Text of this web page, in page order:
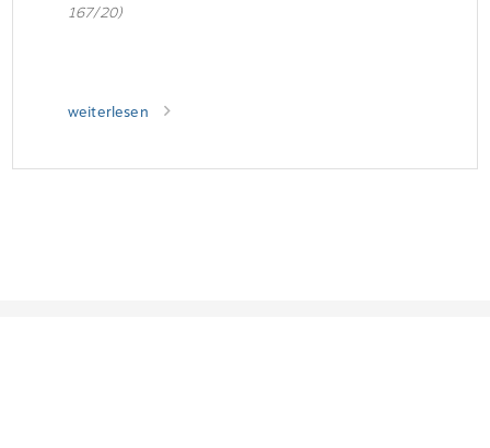
167/20)
weiterlesen